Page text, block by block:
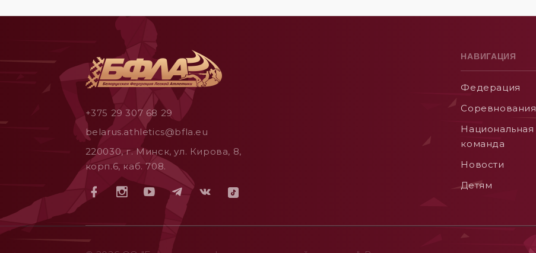
+375 29 307 68 29
belarus.athletics@bfla.eu
220030, г. Минск, ул. Кирова, 8,
корп.6, каб. 708.
НАВИГАЦИЯ
Федерация
Соревнования
Национальная
команда
Новости
Детям